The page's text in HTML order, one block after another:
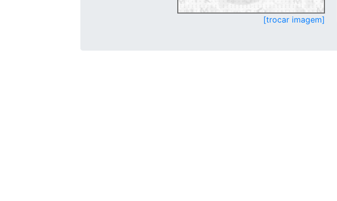
[trocar imagem]